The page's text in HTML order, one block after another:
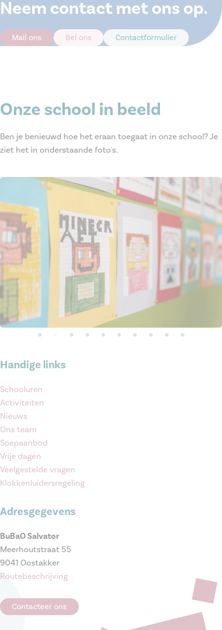
Neem contact met ons op.
Mail ons Bel ons Contactformulier
Onze school in beeld
Ben je benieuwd hoe het eraan toegaat in onze school? Je
ziet het in onderstaande foto's.
Contacteer ons
Handige links
Schooluren
Activiteiten
Nieuws
Ons team
Soepaanbod
Vrije dagen
Veelgestelde vragen
Klokkenluidersregeling
Adresgegevens
BuBaO Salvator
Meerhoutstraat 55
9041 Oostakker
Routebeschrijving